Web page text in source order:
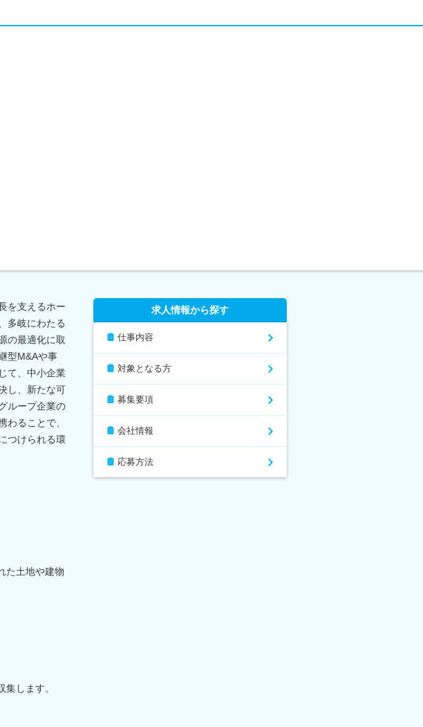
を支えるホー
多岐にわたる
の最適化に取
型M&Aや事
て、中小企業
し、新たな可
ループ企業の
わることで、
つけられる環
た土地や建物
します。
求人情報から探す
仕事内容
対象となる方
募集要項
会社情報
応募方法